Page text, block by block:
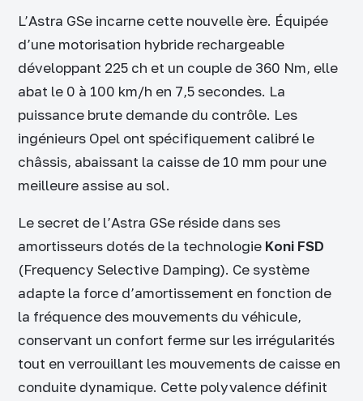
L’Astra GSe incarne cette nouvelle ère. Équipée
d’une motorisation hybride rechargeable
développant 225 ch et un couple de 360 Nm, elle
abat le 0 à 100 km/h en 7,5 secondes. La
puissance brute demande du contrôle. Les
ingénieurs Opel ont spécifiquement calibré le
châssis, abaissant la caisse de 10 mm pour une
meilleure assise au sol.
Le secret de l’Astra GSe réside dans ses
amortisseurs dotés de la technologie Koni FSD
(Frequency Selective Damping). Ce système
adapte la force d’amortissement en fonction de
la fréquence des mouvements du véhicule,
conservant un confort ferme sur les irrégularités
tout en verrouillant les mouvements de caisse en
conduite dynamique. Cette polyvalence définit